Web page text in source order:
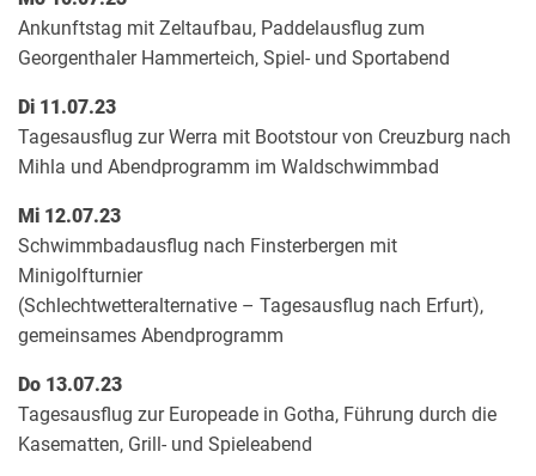
Ankunftstag mit Zeltaufbau, Paddelausflug zum
Georgenthaler Hammerteich, Spiel- und Sportabend
Di 11.07.23
Tagesausflug zur Werra mit Bootstour von Creuzburg nach
Mihla und Abendprogramm im Waldschwimmbad
Mi 12.07.23
Schwimmbadausflug nach Finsterbergen mit
Minigolfturnier
(Schlechtwetteralternative – Tagesausflug nach Erfurt),
gemeinsames Abendprogramm
Do 13.07.23
Tagesausflug zur Europeade in Gotha, Führung durch die
Kasematten, Grill- und Spieleabend